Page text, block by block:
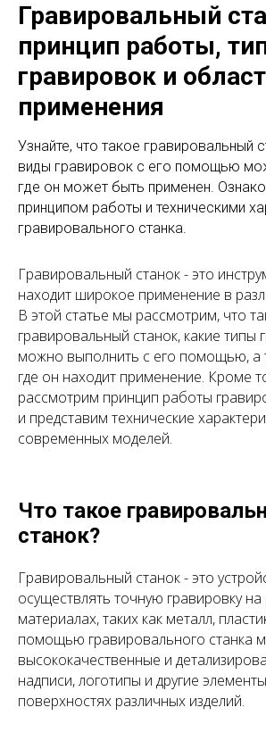
Гравировальный
принцип работы,
гравировок и
применения
Узнайте, что такое гравировальный
виды гравировок с его помощью
где он может быть применен.
принципом работы и техническими
гравировального станка.
Гравировальный станок - это
находит широкое применение в
В этой статье мы рассмотрим, что
гравировальный станок, какие типы
можно выполнить с его помощью, а
где он находит применение. Кроме
рассмотрим принцип работы
и представим технические
современных моделей.
Что такое
станок?
Гравировальный станок - это
осуществлять точную гравировку
материалах, таких как металл,
помощью гравировального станка
высококачественные и
надписи, логотипы и другие
поверхностях различных изделий.